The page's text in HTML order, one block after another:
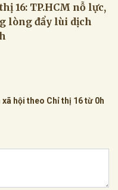
16: TP.HCM nỗ lực,
lòng đẩy lùi dịch
hội theo Chỉ thị 16 từ 0h